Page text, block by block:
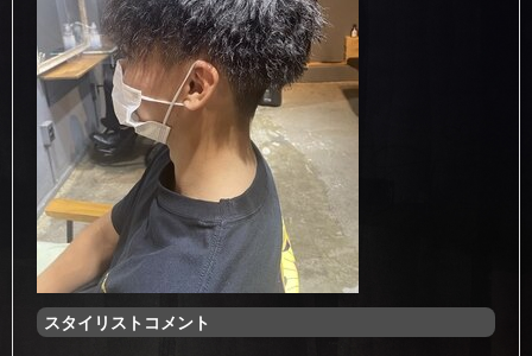
スタイリストコメント